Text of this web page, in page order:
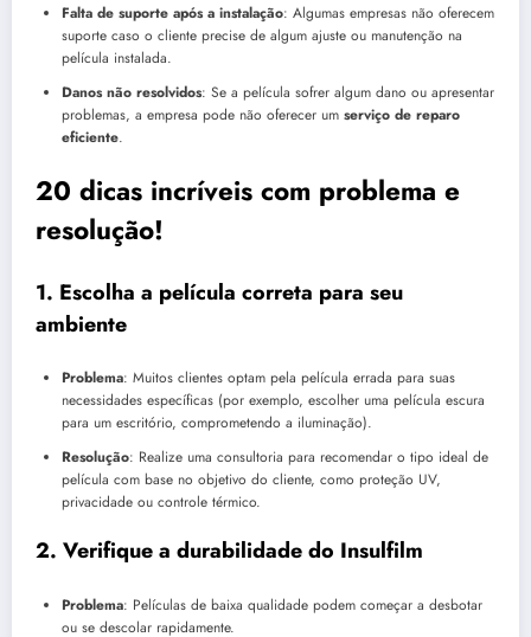
Falta de suporte após a instalação: Algumas empresas não oferecem
suporte caso o cliente precise de algum ajuste ou manutenção na
película instalada.
Danos não resolvidos: Se a película sofrer algum dano ou apresentar
problemas, a empresa pode não oferecer um serviço de reparo
eficiente.
20 dicas incríveis com problema e
resolução!
1. Escolha a película correta para seu
ambiente
Problema: Muitos clientes optam pela película errada para suas
necessidades específicas (por exemplo, escolher uma película escura
para um escritório, comprometendo a iluminação).
Resolução: Realize uma consultoria para recomendar o tipo ideal de
película com base no objetivo do cliente, como proteção UV,
privacidade ou controle térmico.
2. Verifique a durabilidade do Insulfilm
Problema: Películas de baixa qualidade podem começar a desbotar
ou se descolar rapidamente.